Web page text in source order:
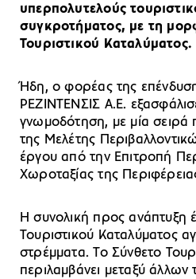
υπερπολυτελούς
συγκροτήματος, με τη
Τουριστικού Καταλύματος.
Ήδη, ο φορέας της
ΡΕΖΙΝΤΕΝΣΙΣ Α.Ε.
γνωμοδότηση, με μία σειρά
της Μελέτης
έργου από την Επιτροπή
Χωροταξίας της
Η συνολική προς ανάπτυξη
Τουριστικού Καταλύματος
στρέμματα. Το Σύνθετο
περιλαμβάνει μεταξύ